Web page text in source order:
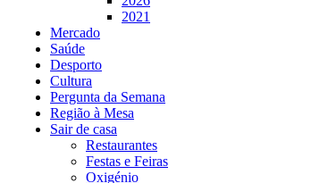
2021
Mercado
Saúde
Desporto
Cultura
Pergunta da Semana
Região à Mesa
Sair de casa
Restaurantes
Festas e Feiras
Oxigénio